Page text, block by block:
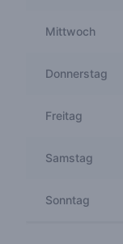
Mittwoch
Donnerstag
Freitag
Samstag
Sonntag